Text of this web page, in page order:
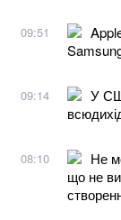
09:51
09:14
У
08:10
Не
що не